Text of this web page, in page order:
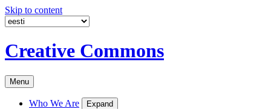
Skip to content
Creative Commons
Menu
Who We Are Expand